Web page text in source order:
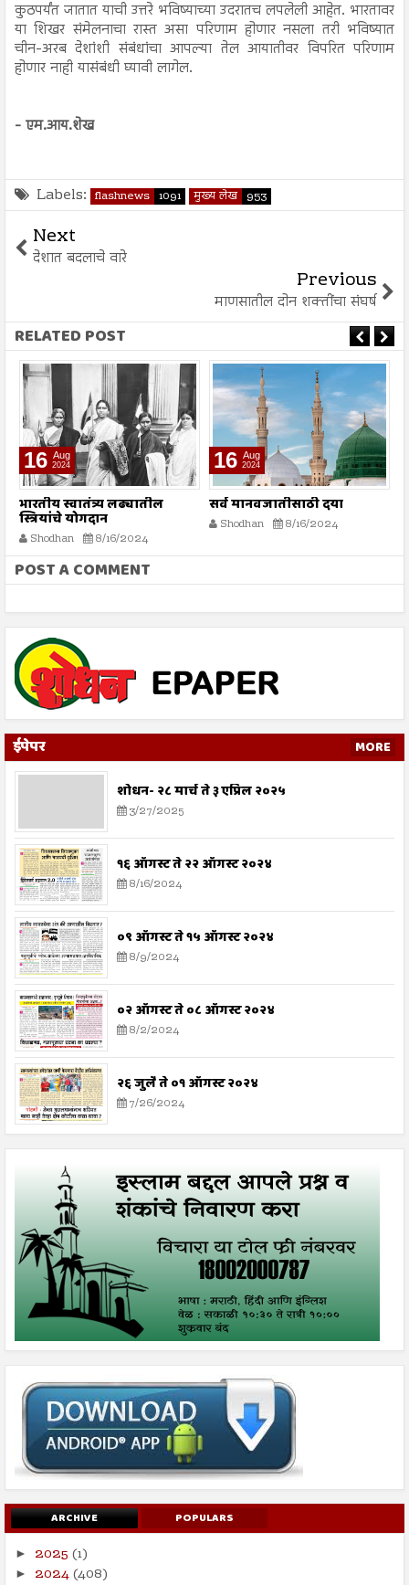
कुठपर्यंत जातात याची उत्तरे भविष्याच्या उदरातच लपलेली आहेत. भारतावर
या शिखर संमेलनाचा रास्त असा परिणाम होणार नसला तरी भविष्यात
चीन-अरब देशांशी संबंधांचा आपल्या तेल आयातीवर विपरित परिणाम
होणार नाही यासंबंधी घ्यावी लागेल.
- एम.आय.शेख
Labels: flashnews 1091 मुख्य लेख 953
Next
देशात बदलाचे वारे
Previous
माणसातील दोन शक्तींचा संघर्ष
RELATED POST
16 Aug
2024
भारतीय स्वातंत्र्य लढ्यातील
स्त्रियांचे योगदान
Shodhan 8/16/2024
16 Aug
2024
सर्व मानवजातीसाठी दया
Shodhan 8/16/2024
POST A COMMENT
ईपेपर MORE
शोधन- २८ मार्च ते ३ एप्रिल २०२५
3/27/2025
१६ ऑगस्ट ते २२ ऑगस्ट २०२४
8/16/2024
०९ ऑगस्ट ते १५ ऑगस्ट २०२४
8/9/2024
०२ ऑगस्ट ते ०८ ऑगस्ट २०२४
8/2/2024
२६ जुलै ते ०१ ऑगस्ट २०२४
7/26/2024
ARCHIVE POPULARS
► 2025 (1)
► 2024(408)